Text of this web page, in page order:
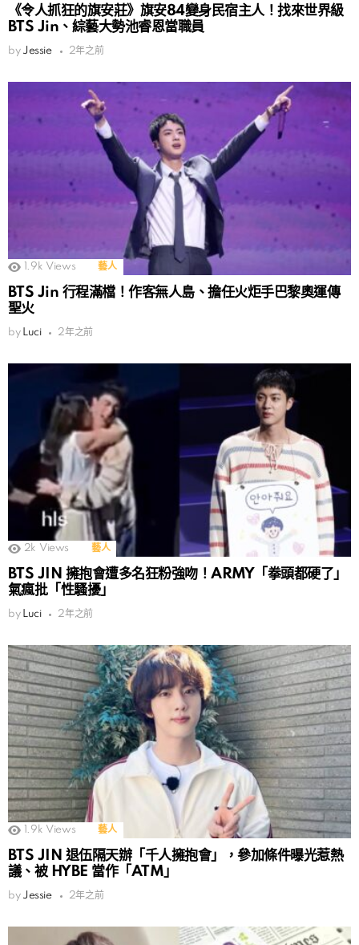
《令人抓狂的旗安莊》旗安84變身民宿主人！找來世界級
BTS Jin、綜藝大勢池睿恩當職員
by Jessie 2年之前
1.9k Views 藝人
BTS Jin 行程滿檔！作客無人島、擔任火炬手巴黎奧運傳
聖火
by Luci 2年之前
2k Views 藝人
BTS JIN 擁抱會遭多名狂粉強吻！ARMY「拳頭都硬了」
氣瘋批「性騷擾」
by Luci 2年之前
1.9k Views 藝人
BTS JIN 退伍隔天辦「千人擁抱會」，參加條件曝光惹熱
議、被 HYBE 當作「ATM」
by Jessie 2年之前